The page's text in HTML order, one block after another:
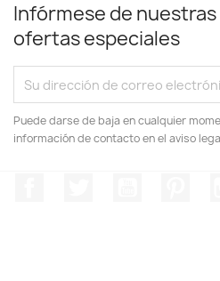
Infórmese de
ofertas especiales
Puede darse de baja en cualquier
información de contacto en el aviso